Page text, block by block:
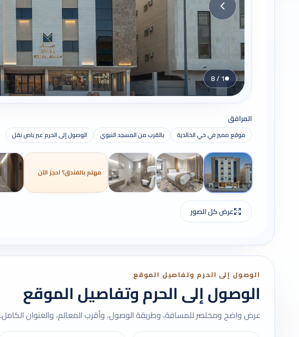
1 / 8
المرافق
موقع مميز في حي الخالدية بالقرب من المسجد النبوي الوصول إلى الحرم عبر باص نقل
مهتم بالفندق؟ احجز الآن
عرض كل الصور
الوصول إلى الحرم وتفاصيل الموقع
الوصول إلى الحرم وتفاصيل الموقع
عرض واضح ومختصر للمسافة، وطريقة الوصول، وأقرب المعالم، والعنوان الكامل.